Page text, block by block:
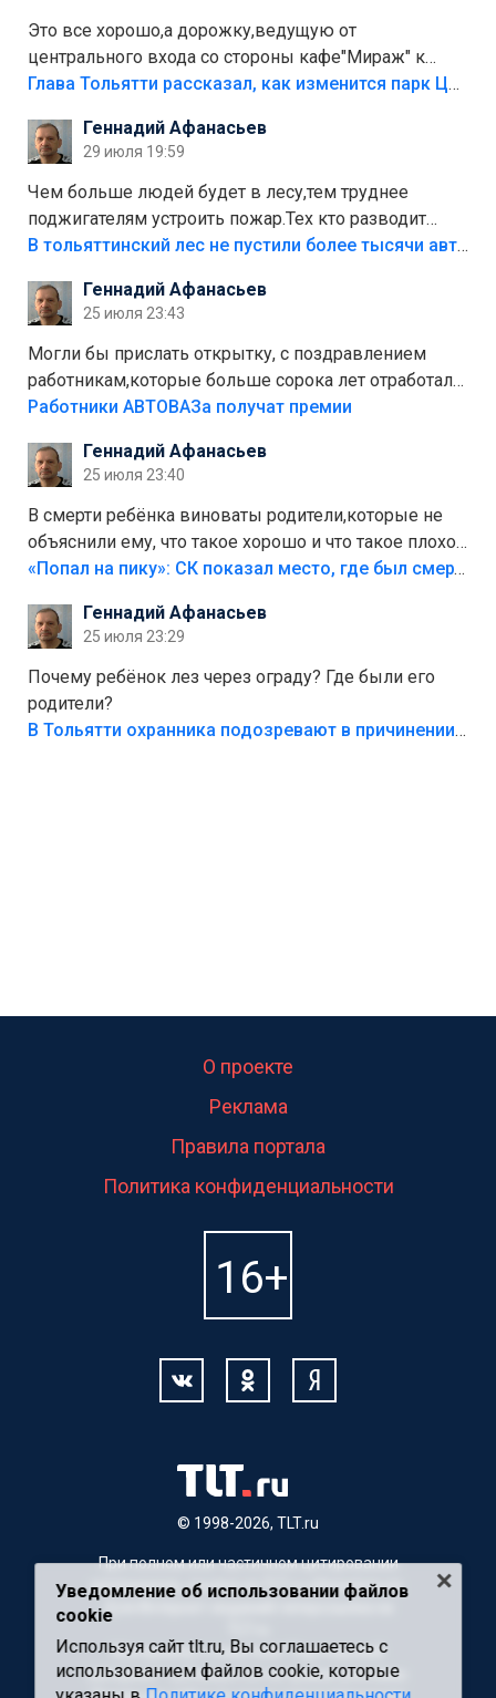
Это все хорошо,а дорожку,ведущую от
центрального входа со стороны кафе"Мираж" к
аттракционам слабо доделать?А то бордюры
лежала в парке и испортилась.Да еще,видимо,часть
украли.
Глава Тольятти рассказал, как изменится парк Центрального района
Геннадий Афанасьев
29 июля 19:59
Чем больше людей будет в лесу,тем труднее
поджигателям устроить пожар.Тех кто разводит
костры,тех надо безбожно штрафовать.Камер полно
Штрафы мизерные.
В тольяттинский лес не пустили более тысячи автомобилей
Геннадий Афанасьев
25 июля 23:43
Могли бы прислать открытку, с поздравлением
работникам,которые больше сорока лет отработали
на предприятии.
Работники АВТОВАЗа получат премии
Геннадий Афанасьев
25 июля 23:40
В смерти ребёнка виноваты родители,которые не
объяснили ему, что такое хорошо и что такое плохо!
Лезть через такой забор,верх безумия,есть же
свою судьбу.
«Попал на пику»: СК показал место, где был смертельно травмирован ребенок в Тольятти
Геннадий Афанасьев
25 июля 23:29
Почему ребёнок лез через ограду? Где были его
родители?
В Тольятти охранника подозревают в причинении смерти ребенку
© 1998-2026, TLT.ru
О проекте
Реклама
Правила портала
Политика конфиденциальности
При полном или частичном цитировании
материалов, ссылка на TLT.ru обязательна.
Для Интернет-изданий гиперссылка на
Материалы с пометкой "Партнерский
материал" публикуются на правах рекламы.
Уведомление об использовании файлов
cookie
Используя сайт tlt.ru, Вы соглашаетесь с
использованием файлов cookie, которые